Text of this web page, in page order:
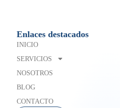
Enlaces destacados
INICIO
SERVICIOS
NOSOTROS
BLOG
CONTACTO